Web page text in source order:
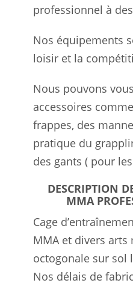
professionnel à
Nos équipements
loisir et la
Nous pouvons
accessoires
frappes, des
pratique du
des gants ( pour
DESCRIPTION
MMA
Cage
MMA et divers arts
octogonale sur sol
Nos délais de